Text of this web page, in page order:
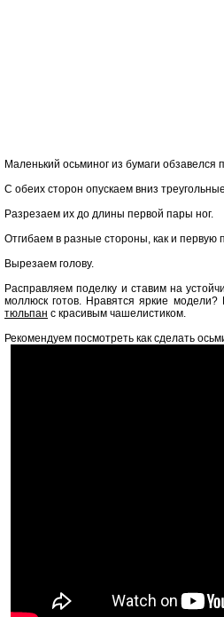
Маленький осьминог из бумаги обзавелся
С обеих сторон опускаем вниз
Разрезаем их до длины первой пары ног.
Отгибаем в разные стороны, как и первую
Вырезаем голову.
Расправляем поделку и ставим на
моллюск готов. Нравятся яркие модели?
тюльпан с красивым чашелистиком.
Рекомендуем посмотреть как сделать